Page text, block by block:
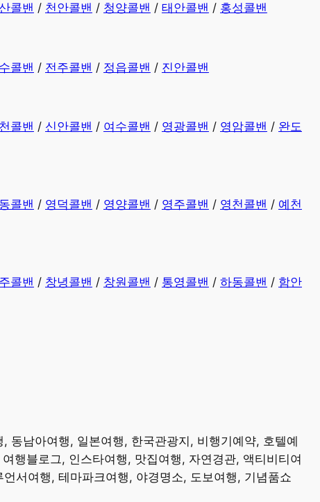
콜밴 / 천안콜밴 / 청양콜밴 / 태안콜밴 / 홍성콜밴
콜밴 / 전주콜밴 / 정읍콜밴 / 진안콜밴
콜밴 / 신안콜밴 / 여수콜밴 / 영광콜밴 / 영암콜밴 / 완도
콜밴 / 영덕콜밴 / 영양콜밴 / 영주콜밴 / 영천콜밴 / 예천
콜밴 / 창녕콜밴 / 창원콜밴 / 통영콜밴 / 하동콜밴 / 함안
동남아여행, 일본여행, 한국관광지, 비행기예약, 호텔예
행블로그, 인스타여행, 맛집여행, 자연경관, 액티비티여
서여행, 테마파크여행, 야경명소, 도보여행, 기념품쇼